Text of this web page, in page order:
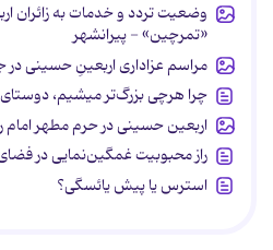
وضعیت تردد و خدمات به زائران
«تمرچین» - پیرانشهر
مراسم عزاداری اربعینِ حسینی در
چرا هرچی بزرگ‌تر میشیم،
اربعین حسینی در حرم مطهر امام
راز محبوبیت غمگین‌نمایی در
استرس یا پیش یائسگی؟